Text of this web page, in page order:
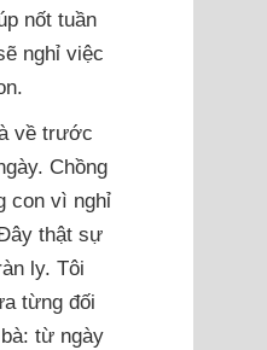
nốt tuần
nghỉ việc
về trước
Chồng
con vì nghỉ
thật sự
ly. Tôi
từng đối
từ ngày